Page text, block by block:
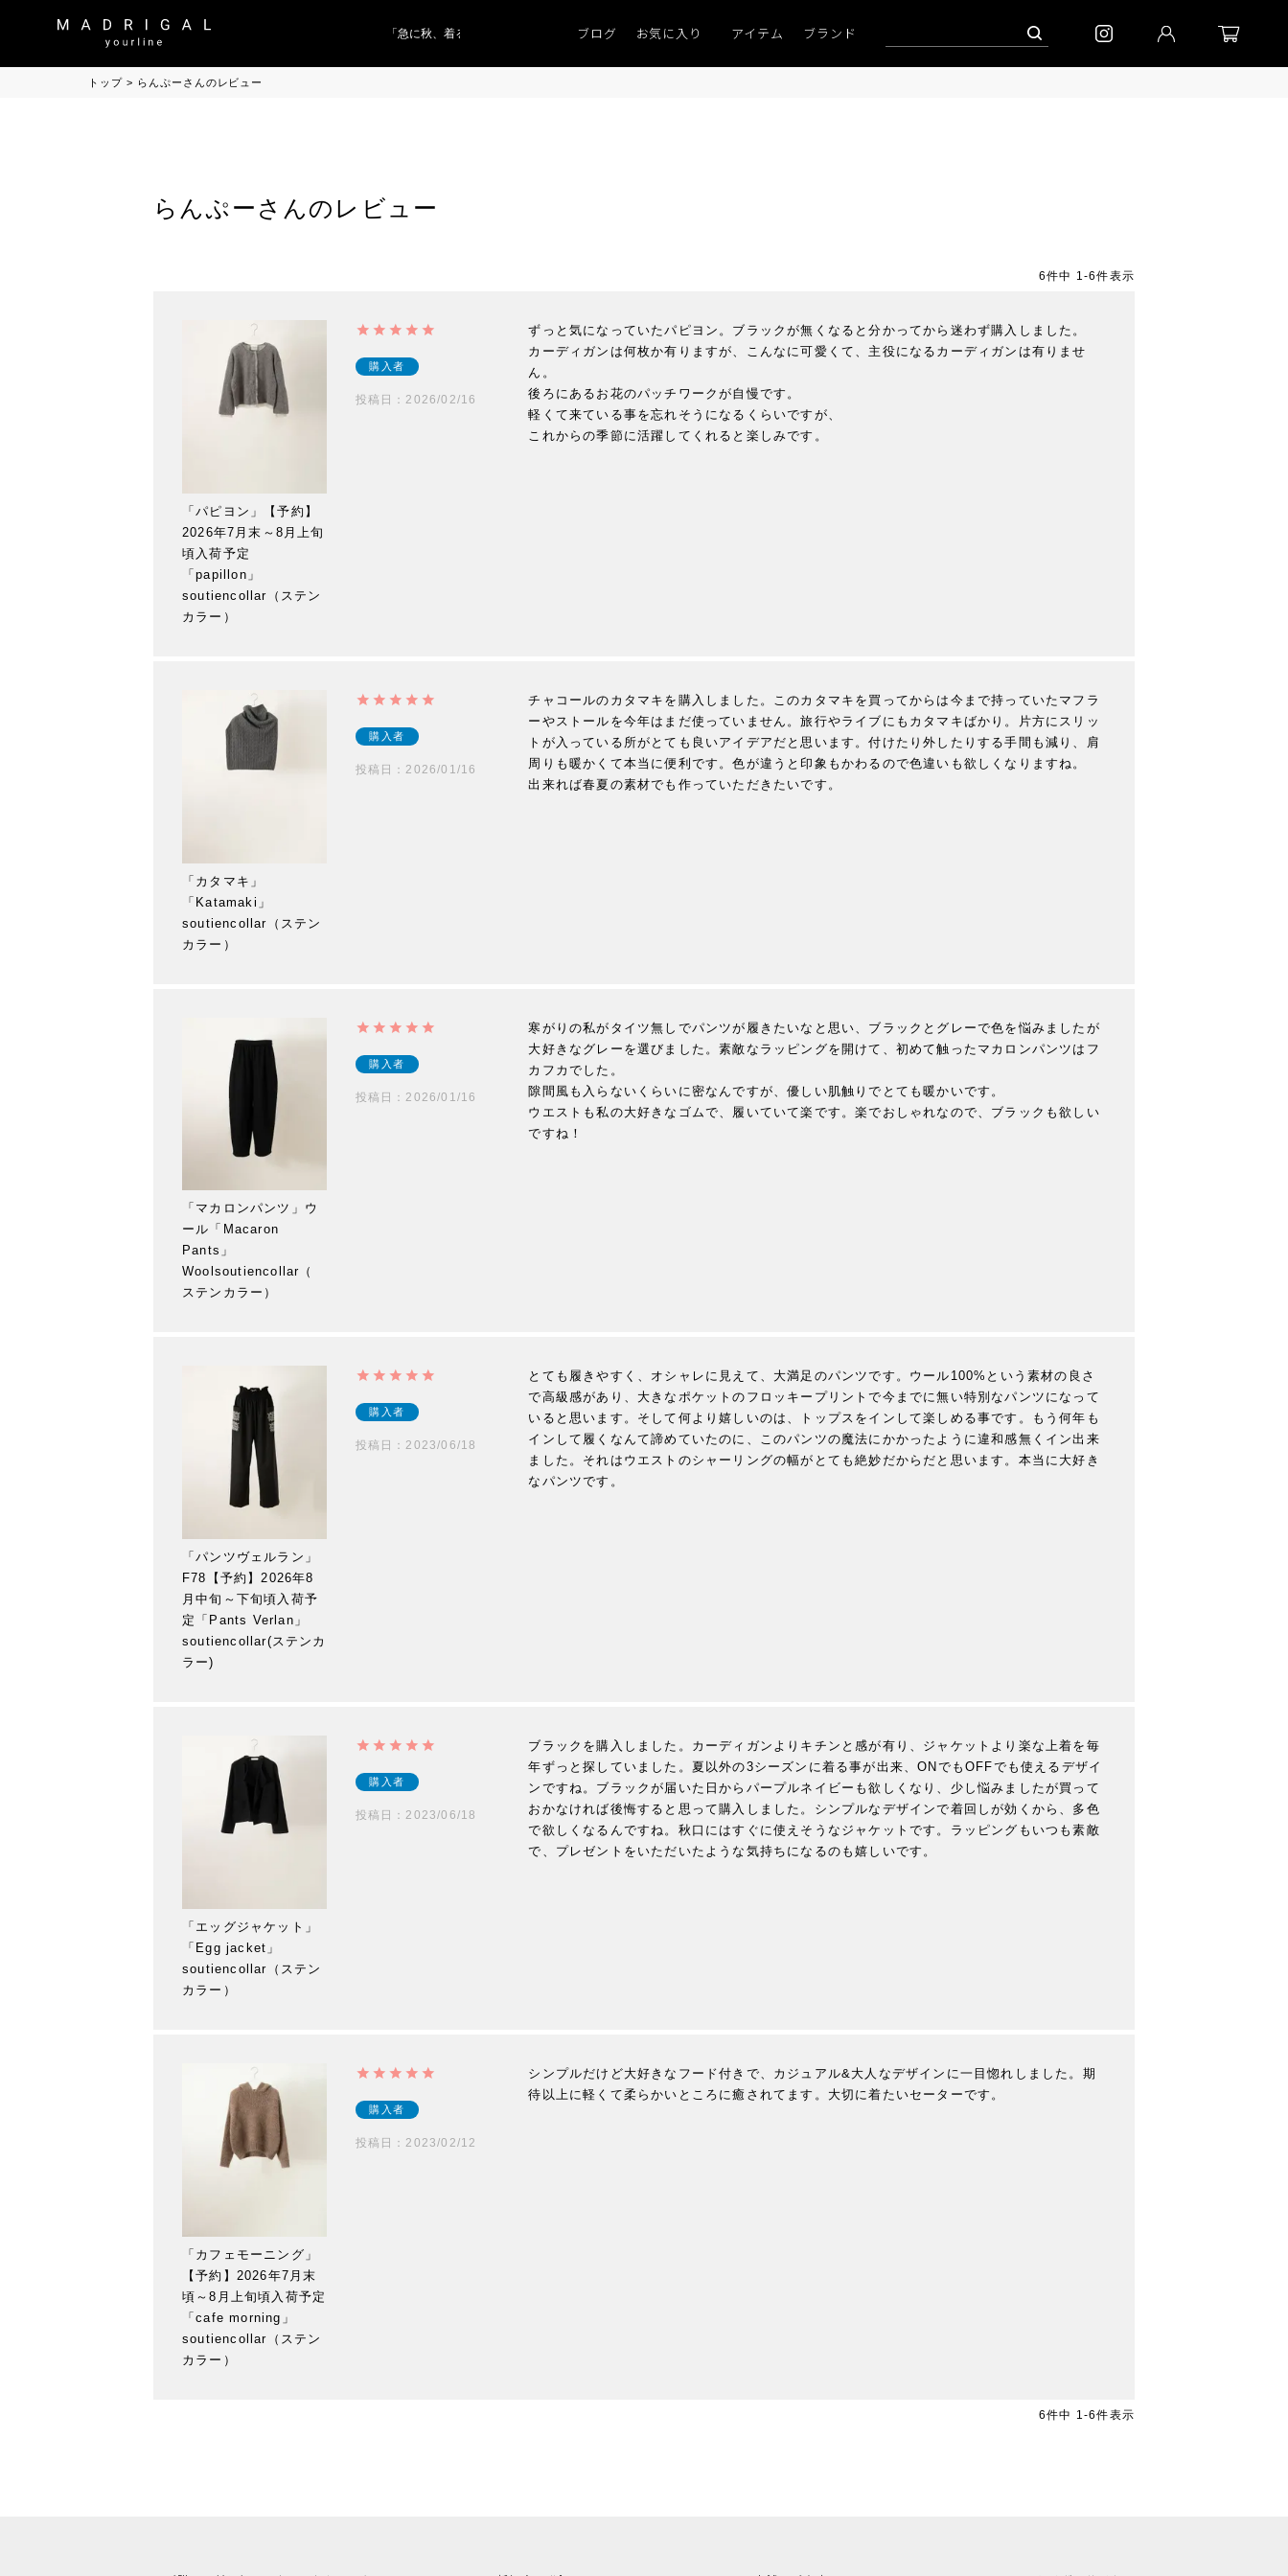
「急に秋、着るものがない」 「キレイなニット」 ポイント9％「マンスリーポイントキャンペーン」 到着｜2026AW「シフォンニット」 到着｜2026AW「マガジン」
ブログ お気に入り アイテム ブランド
トップ らんぷーさんのレビュー
らんぷーさんのレビュー
6件中 1-6件表示
「パピヨン」【予約】
2026年7月末～8月上旬
頃入荷予定
「papillon」
soutiencollar（ステン
カラー）
購入者
投稿日 2026/02/16
ずっと気になっていたパピヨン。ブラックが無くなると分かってから迷わず購入しました。
カーディガンは何枚か有りますが、こんなに可愛くて、主役になるカーディガンは有りませ
ん。
後ろにあるお花のパッチワークが自慢です。
軽くて来ている事を忘れそうになるくらいですが、
「カタマキ」
「Katamaki」
soutiencollar（ステン
カラー）
購入者
投稿日 2026/01/16
チャコールのカタマキを購入しました。このカタマキを買ってからは今まで持っていたマフラ
ーやストールを今年はまだ使っていません。旅行やライブにもカタマキばかり。片方にスリッ
トが入っている所がとても良いアイデアだと思います。付けたり外したりする手間も減り、肩
周りも暖かくて本当に便利です。色が違うと印象もかわるので色違いも欲しくなりますね。
出来れば春夏の素材でも作っていただきたいです。
「マカロンパンツ」ウ
ール「Macaron
Pants」
Woolsoutiencollar（
ステンカラー）
購入者
投稿日 2026/01/16
寒がりの私がタイツ無しでパンツが履きたいなと思い、ブラックとグレーで色を悩みましたが
大好きなグレーを選びました。素敵なラッピングを開けて、初めて触ったマカロンパンツはフ
カフカでした。
隙間風も入らないくらいに密なんですが、優しい肌触りでとても暖かいです。
ウエストも私の大好きなゴムで、履いていて楽です。楽でおしゃれなので、ブラックも欲しい
ですね！
「パンツヴェルラン」
F78【予約】2026年8
月中旬～下旬頃入荷予
定「Pants Verlan」
soutiencollar(ステンカ
ラー)
購入者
投稿日 2023/06/18
とても履きやすく、オシャレに見えて、大満足のパンツです。ウール100%という素材の良さ
で高級感があり、大きなポケットのフロッキープリントで今までに無い特別なパンツになって
いると思います。そして何より嬉しいのは、トップスをインして楽しめる事です。もう何年も
インして履くなんて諦めていたのに、このパンツの魔法にかかったように違和感無くイン出来
ました。それはウエストのシャーリングの幅がとても絶妙だからだと思います。本当に大好き
なパンツです。
「エッグジャケット」
「Egg jacket」
soutiencollar（ステン
カラー）
購入者
投稿日 2023/06/18
ブラックを購入しました。カーディガンよりキチンと感が有り、ジャケットより楽な上着を毎
年ずっと探していました。夏以外の3シーズンに着る事が出来、ONでもOFFでも使えるデザイ
ンですね。ブラックが届いた日からパープルネイビーも欲しくなり、少し悩みましたが買って
おかなければ後悔すると思って購入しました。シンプルなデザインで着回しが効くから、多色
で欲しくなるんですね。秋口にはすぐに使えそうなジャケットです。ラッピングもいつも素敵
で、プレゼントをいただいたような気持ちになるのも嬉しいです。
「カフェモーニング」
【予約】2026年7月末
頃～8月上旬頃入荷予定
「cafe morning」
soutiencollar（ステン
カラー）
購入者
投稿日 2023/02/12
シンプルだけど大好きなフード付きで、カジュアル&大人なデザインに一目惚れしました。期
待以上に軽くて柔らかいところに癒されてます。大切に着たいセーターです。
6件中 1 -6件表示